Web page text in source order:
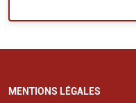
MENTIONS LÉGALES